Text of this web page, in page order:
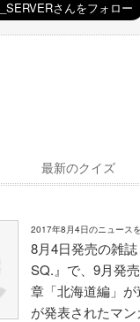
最新のクイズ
2017年8月4日のニュース
8月4日発売の雑
SQ.』で、9月発
章「北海道編」
が発表されたマン